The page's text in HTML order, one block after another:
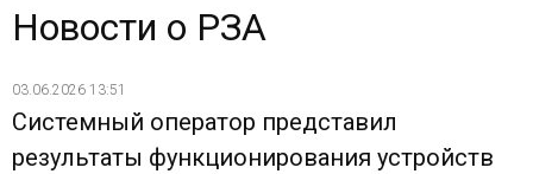
Новости о РЗА
03.06.2026 13:51
Системный оператор представил
результаты функционирования устройств